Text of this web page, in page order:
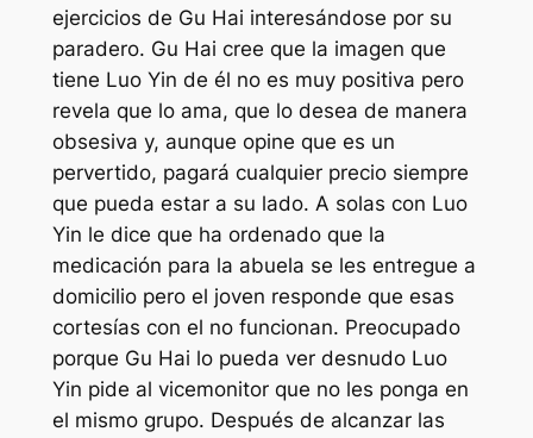
ejercicios de Gu Hai interesándose por su
paradero. Gu Hai cree que la imagen que
tiene Luo Yin de él no es muy positiva pero
revela que lo ama, que lo desea de manera
obsesiva y, aunque opine que es un
pervertido, pagará cualquier precio siempre
que pueda estar a su lado. A solas con Luo
Yin le dice que ha ordenado que la
medicación para la abuela se les entregue a
domicilio pero el joven responde que esas
cortesías con el no funcionan. Preocupado
porque Gu Hai lo pueda ver desnudo Luo
Yin pide al vicemonitor que no les ponga en
el mismo grupo. Después de alcanzar las